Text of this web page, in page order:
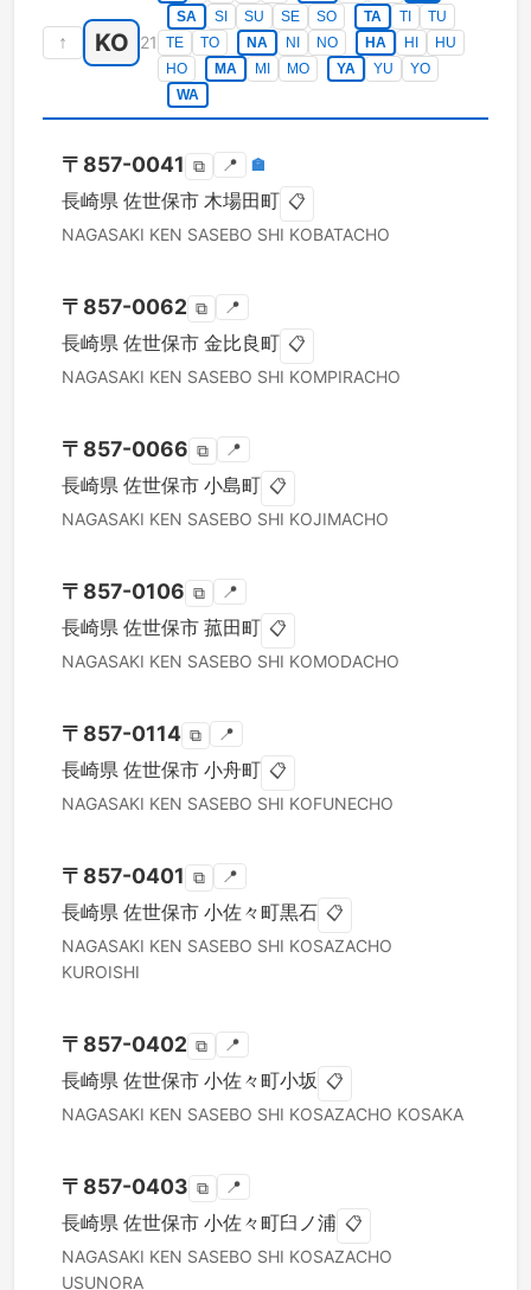
↑ KO 21
SA
SI SU SE SO TA TI
TU
TE
TO NA NI NO HA HI
HU
HO
MA MI MO YA YU
YO
WA
〒 857-0041 ⧉ 📍 🏣
長崎県 佐世保市 木場田町 📋
NAGASAKI KEN SASEBO SHI KOBATACHO
〒 857-0062 ⧉ 📍
長崎県 佐世保市 金比良町 📋
NAGASAKI KEN SASEBO SHI KOMPIRACHO
〒 857-0066 ⧉ 📍
長崎県 佐世保市 小島町 📋
NAGASAKI KEN SASEBO SHI KOJIMACHO
〒 857-0106 ⧉ 📍
長崎県 佐世保市 菰田町 📋
NAGASAKI KEN SASEBO SHI KOMODACHO
〒 857-0114 ⧉ 📍
長崎県 佐世保市 小舟町 📋
NAGASAKI KEN SASEBO SHI KOFUNECHO
〒 857-0401 ⧉ 📍
長崎県 佐世保市 小佐々町黒石 📋
NAGASAKI KEN SASEBO SHI KOSAZACHO
KUROISHI
〒 857-0402 ⧉ 📍
長崎県 佐世保市 小佐々町小坂 📋
NAGASAKI KEN SASEBO SHI KOSAZACHO KOSAKA
〒 857-0403 ⧉ 📍
長崎県 佐世保市 小佐々町臼ノ浦 📋
NAGASAKI KEN SASEBO SHI KOSAZACHO
USUNORA